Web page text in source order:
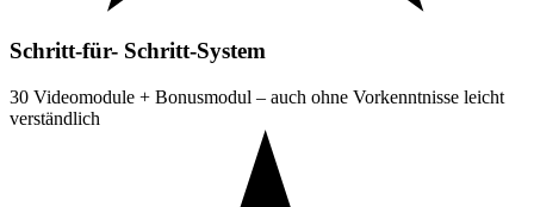
Schritt-für- Schritt-System
30 Videomodule + Bonusmodul – auch ohne Vorkenntnisse leicht
verständlich